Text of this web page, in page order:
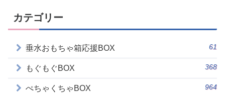
カテゴリー
垂水おもちゃ箱応援BOX 61
もぐもぐBOX 368
ぺちゃくちゃBOX 964